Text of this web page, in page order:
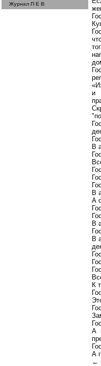
Журнал П Е В
и
В
В
А
В
В
К
А
А
←